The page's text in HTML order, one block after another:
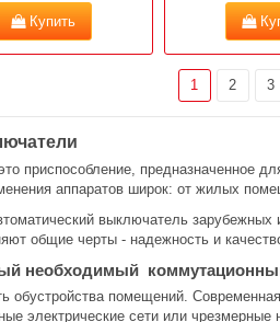
Купить
1 2 3
приспособление, предназначенное
аппаратов широк: от жилых
выключатель
общие черты - надежность и
необходимый
обустройства помещений.
электрические сети или